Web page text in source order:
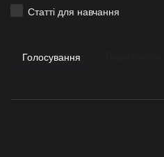
Статті для навчання
Голосування